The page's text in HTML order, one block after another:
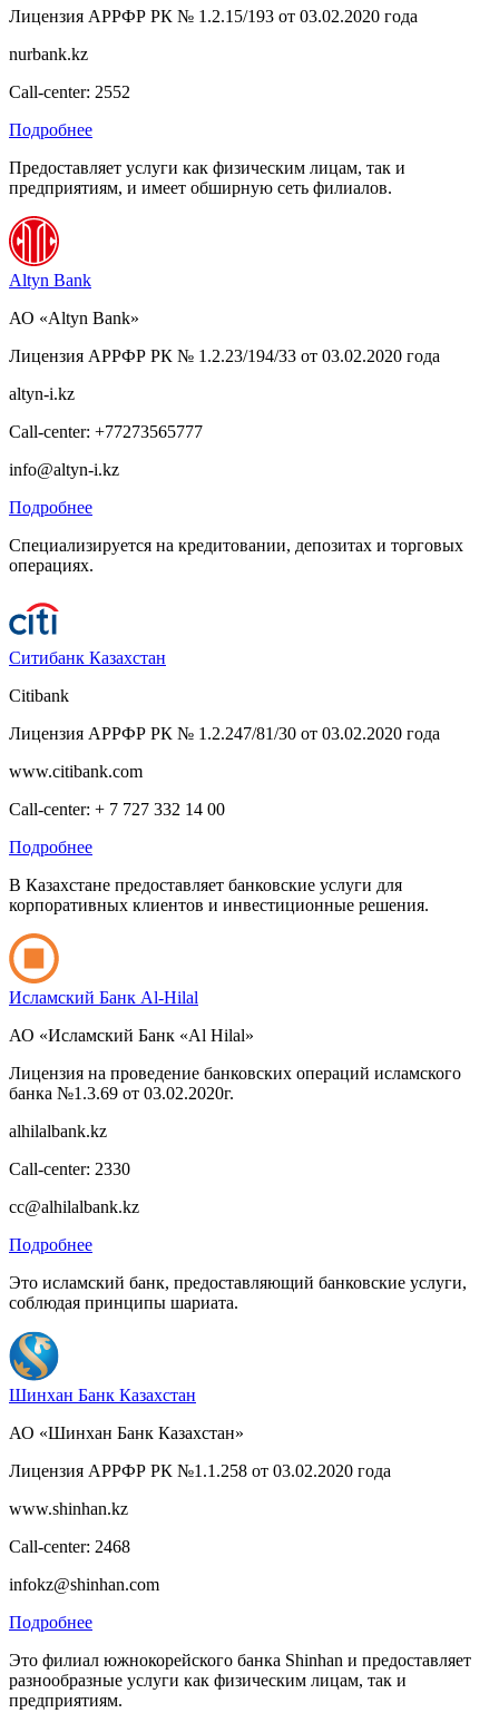
Лицензия АРРФР РК № 1.2.15/193 от 03.02.2020 года
nurbank.kz
Call-center: 2552
Подробнее
Предоставляет услуги как физическим лицам, так и
предприятиям, и имеет обширную сеть филиалов.
Altyn Bank
АО «Altyn Bank»
Лицензия АРРФР РК № 1.2.23/194/33 от 03.02.2020 года
altyn-i.kz
Call-center: +77273565777
info@altyn-i.kz
Подробнее
Специализируется на кредитовании, депозитах и торговых
операциях.
Ситибанк Казахстан
Citibank
Лицензия АРРФР РК № 1.2.247/81/30 от 03.02.2020 года
www.citibank.com
Call-center: + 7 727 332 14 00
Подробнее
В Казахстане предоставляет банковские услуги для
корпоративных клиентов и инвестиционные решения.
Исламский Банк Al-Hilal
АО «Исламский Банк «Al Hilal»
Лицензия на проведение банковских операций исламского
банка №1.3.69 от 03.02.2020г.
alhilalbank.kz
Call-center: 2330
cc@alhilalbank.kz
Подробнее
Это исламский банк, предоставляющий банковские услуги,
соблюдая принципы шариата.
Шинхан Банк Казахстан
АО «Шинхан Банк Казахстан»
Лицензия АРРФР РК №1.1.258 от 03.02.2020 года
www.shinhan.kz
Call-center: 2468
infokz@shinhan.com
Подробнее
Это филиал южнокорейского банка Shinhan и предоставляет
разнообразные услуги как физическим лицам, так и
предприятиям.